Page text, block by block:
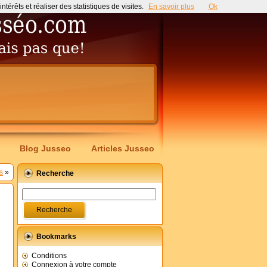
Blog Jusseo Articles Jusseo
» Recherche
Bookmarks
Conditions
Connexion à votre compte
et réaliser des statistiques de visites. En savoir plus Ok